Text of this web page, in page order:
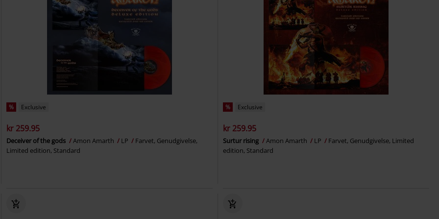
% Exclusive
kr 259.95
Deceiver of the gods Amon Amarth LP
Farvet, Genudgivelse,
Limited edition, Standard
% Exclusive
kr 259.95
Surtur rising Amon Amarth LP
Farvet, Genudgivelse, Limited
edition, Standard